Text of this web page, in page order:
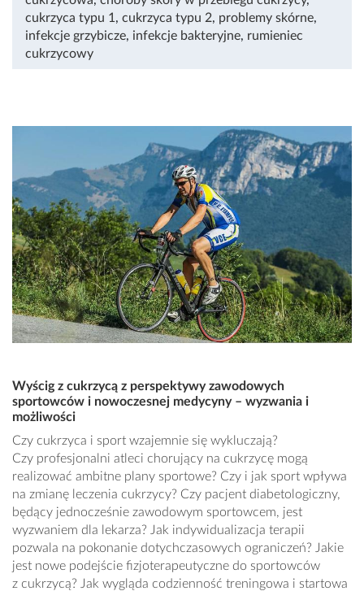
cukrzyca typu 1, cukrzyca typu 2, problemy skórne,
infekcje grzybicze, infekcje bakteryjne, rumieniec
cukrzycowy
Wyścig z cukrzycą z perspektywy zawodowych
sportowców i nowoczesnej medycyny – wyzwania i
możliwości
Czy cukrzyca i sport wzajemnie się wykluczają?
Czy profesjonalni atleci chorujący na cukrzycę mogą
realizować ambitne plany sportowe? Czy i jak sport wpływa
na zmianę leczenia cukrzycy? Czy pacjent diabetologiczny,
będący jednocześnie zawodowym sportowcem, jest
wyzwaniem dla lekarza? Jak indywidualizacja terapii
pozwala na pokonanie dotychczasowych ograniczeń? Jakie
jest nowe podejście fizjoterapeutyczne do sportowców
z cukrzycą? Jak wygląda codzienność treningowa i startowa